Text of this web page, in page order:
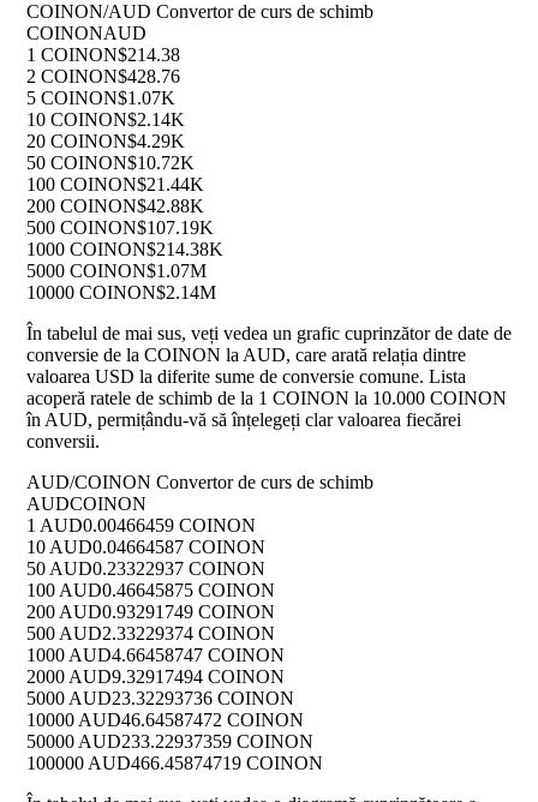
COINON/AUD Convertor de curs de schimb
COINONAUD
1 COINON$214.38
2 COINON$428.76
5 COINON$1.07K
10 COINON$2.14K
20 COINON$4.29K
50 COINON$10.72K
100 COINON$21.44K
200 COINON$42.88K
500 COINON$107.19K
1000 COINON$214.38K
5000 COINON$1.07M
10000 COINON$2.14M
În tabelul de mai sus, veți vedea un grafic cuprinzător de date de
conversie de la COINON la AUD, care arată relația dintre
valoarea USD la diferite sume de conversie comune. Lista
acoperă ratele de schimb de la 1 COINON la 10.000 COINON
în AUD, permițându-vă să înțelegeți clar valoarea fiecărei
conversii.
AUD/COINON Convertor de curs de schimb
AUDCOINON
1 AUD0.00466459 COINON
10 AUD0.04664587 COINON
50 AUD0.23322937 COINON
100 AUD0.46645875 COINON
200 AUD0.93291749 COINON
500 AUD2.33229374 COINON
1000 AUD4.66458747 COINON
2000 AUD9.32917494 COINON
5000 AUD23.32293736 COINON
10000 AUD46.64587472 COINON
50000 AUD233.22937359 COINON
100000 AUD466.45874719 COINON